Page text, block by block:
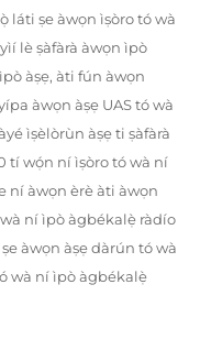
láti ṣe àwọn ìṣòro tó wà
lè ṣàfàrà àwọn ìpò
àṣẹ, àti fún àwọn
àwọn àṣẹ UAS tó wà
ìṣèlòrùn àṣẹ ti ṣàfàrà
tí wọ́n ní ìṣòro tó wà ní
ní àwọn èrè àti àwọn
ní ìpò àgbékalẹ̀ ràdío
àwọn àṣẹ dàrún tó wà
wà ní ìpò àgbékalẹ̀